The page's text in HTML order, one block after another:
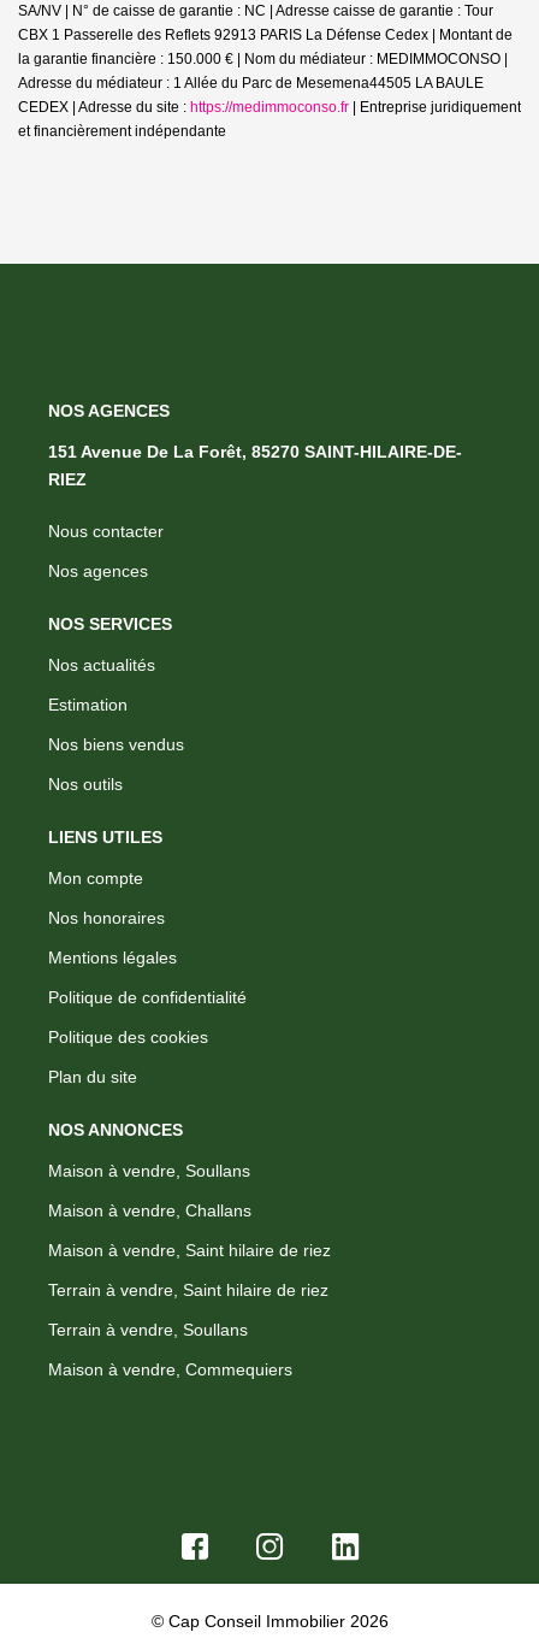
SA/NV | N° de caisse de garantie : NC | Adresse caisse de garantie : Tour
CBX 1 Passerelle des Reflets 92913 PARIS La Défense Cedex | Montant de
la garantie financière : 150.000 € | Nom du médiateur : MEDIMMOCONSO |
Adresse du médiateur : 1 Allée du Parc de Mesemena44505 LA BAULE
CEDEX | Adresse du site : https://medimmoconso.fr | Entreprise juridiquement
et financièrement indépendante
NOS AGENCES
151 Avenue De La Forêt, 85270 SAINT-HILAIRE-DE-
RIEZ
Nous contacter
Nos agences
NOS SERVICES
Nos actualités
Estimation
Nos biens vendus
Nos outils
LIENS UTILES
Mon compte
Nos honoraires
Mentions légales
Politique de confidentialité
Politique des cookies
Plan du site
NOS ANNONCES
Maison à vendre, Soullans
Maison à vendre, Challans
Maison à vendre, Saint hilaire de riez
Terrain à vendre, Saint hilaire de riez
Terrain à vendre, Soullans
Maison à vendre, Commequiers
© Cap Conseil Immobilier 2026